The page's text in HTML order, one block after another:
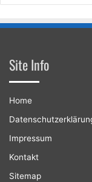
Site Info
Home
Impressum
Kontakt
Sitemap